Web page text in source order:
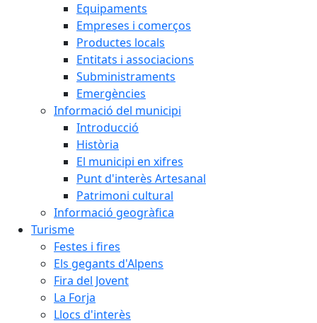
Equipaments
Empreses i comerços
Productes locals
Entitats i associacions
Subministraments
Emergències
Informació del municipi
Introducció
Història
El municipi en xifres
Punt d'interès Artesanal
Patrimoni cultural
Informació geogràfica
Turisme
Festes i fires
Els gegants d'Alpens
Fira del Jovent
La Forja
Llocs d'interès